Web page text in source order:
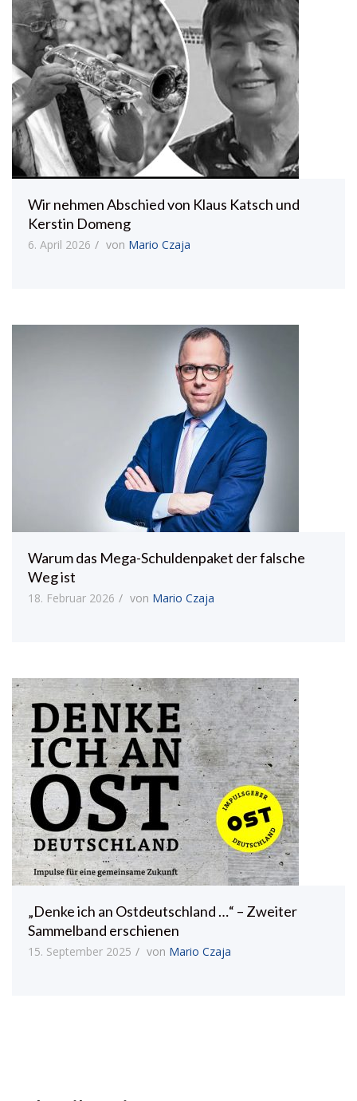
Wir nehmen Abschied von Klaus Katsch und
Kerstin Domeng
6. April 2026 von Mario Czaja
Warum das Mega-Schuldenpaket der falsche
Weg ist
18. Februar 2026 von Mario Czaja
„Denke ich an Ostdeutschland …“ – Zweiter
Sammelband erschienen
15. September 2025 von Mario Czaja